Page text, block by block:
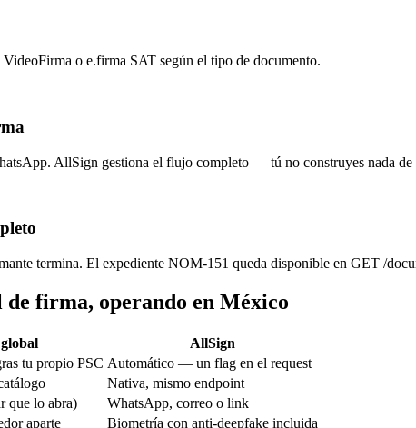
o e.firma SAT según el tipo de documento.
AllSign gestiona el flujo completo — tú no construyes nada
termina. El expediente NOM-151 queda disponible en GET /
firma, operando en México
AllSign
tu propio PSC Automático — un flag en el request
Nativa, mismo endpoint
que lo abra)
WhatsApp, correo o link
aparte
Biometría con anti-deepfake incluida